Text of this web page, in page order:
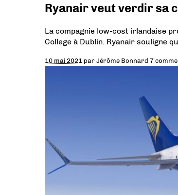
Ryanair veut verdir sa
La compagnie low-cost irlandaise
College à Dublin. Ryanair souligne
10 mai 2021 parJérôme Bonnard 7